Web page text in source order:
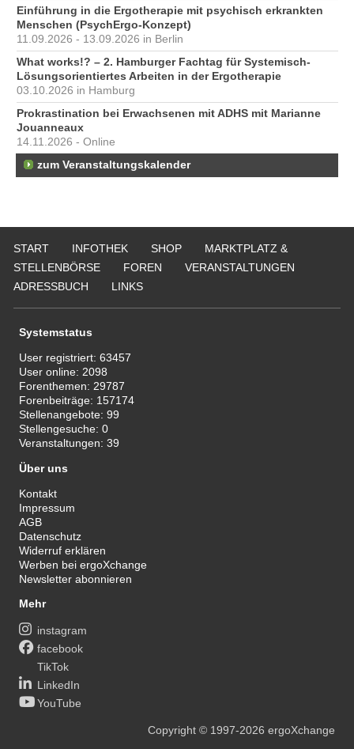
Einführung in die Ergotherapie mit psychisch erkrankten
Menschen (PsychErgo-Konzept)
11.09.2026 - 13.09.2026 in Berlin
What works!? – 2. Hamburger Fachtag für Systemisch-
Lösungsorientiertes Arbeiten in der Ergotherapie
03.10.2026 in Hamburg
Prokrastination bei Erwachsenen mit ADHS mit Marianne
Jouanneaux
14.11.2026 - Online
zum Veranstaltungskalender
START INFOTHEK SHOP
MARKTPLATZ &
STELLENBÖRSE
FOREN
VERANSTALTUNGEN
ADRESSBUCH
LINKS
Systemstatus
User registriert:63457
User online: 2098
Forenthemen: 29787
Forenbeiträge: 157174
Stellenangebote:99
Stellengesuche:0
Veranstaltungen:39
Über uns
Kontakt
Impressum
AGB
Datenschutz
Widerruf erklären
Werben bei ergoXchange
Newsletter abonnieren
Mehr
instagram
facebook
TikTok
LinkedIn
YouTube
Copyright© 1997-2026 ergoXchange